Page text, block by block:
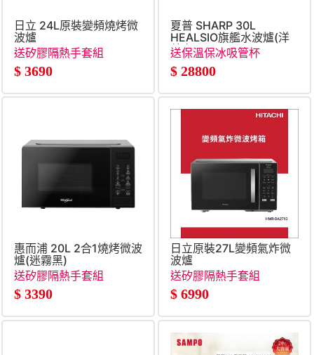
日立 24L原裝變頻燒烤微
波爐
送矽膠隔熱手套組
$ 3690
夏普 SHARP 30L
HEALSIO旗艦水波爐(洋
蔥白)
送保溫保冰吸管杯
$ 28800
惠而浦 20L 2合1燒烤微波
爐(迷霧黑)
送矽膠隔熱手套組
$ 3390
日立原裝27L變頻氣炸微
波爐
送矽膠隔熱手套組
$ 6990